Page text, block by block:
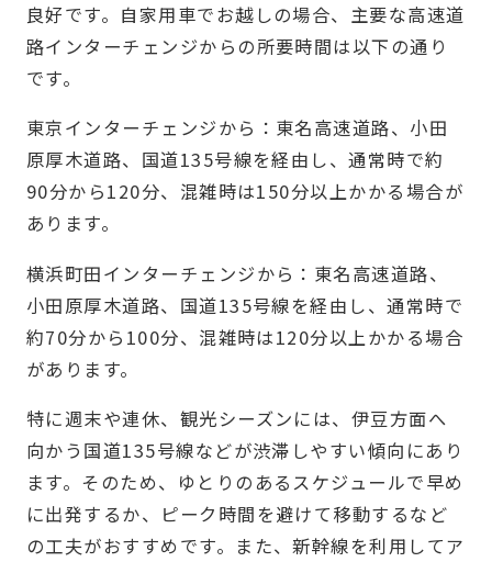
良好です。自家用車でお越しの場合、主要な高速道
路インターチェンジからの所要時間は以下の通り
です。
東京インターチェンジから：東名高速道路、小田
原厚木道路、国道135号線を経由し、通常時で約
90分から120分、混雑時は150分以上かかる場合が
あります。
横浜町田インターチェンジから：東名高速道路、
小田原厚木道路、国道135号線を経由し、通常時で
約70分から100分、混雑時は120分以上かかる場合
があります。
特に週末や連休、観光シーズンには、伊豆方面へ
向かう国道135号線などが渋滞しやすい傾向にあり
ます。そのため、ゆとりのあるスケジュールで早め
に出発するか、ピーク時間を避けて移動するなど
の工夫がおすすめです。また、新幹線を利用してア